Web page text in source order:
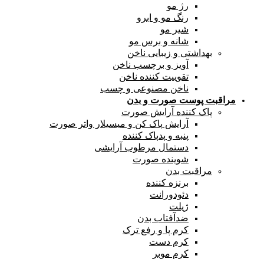
رژ مو
رنگ مو و ابرو
شیر مو
شانه و برس مو
بهداشتی و زیبایی ناخن
آویز و برچسب ناخن
تقوییت کننده ناخن
ناخن مصنوعی و چسب
مراقبت پوست صورت و بدن
پاک کننده آرایش صورت
آرایش پاک کن و میسیلار واتر صورت
پنبه و پدپاک کننده
دستمال مرطوب آرایشی
شوینده صورت
مراقبت بدن
برنزه کننده
دئودورانت
ژیلت
ضدآفتاب بدن
کرم پا و رفع ترک
کرم دست
کرم موبر